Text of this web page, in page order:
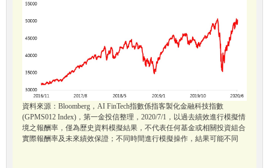
資料來源：Bloomberg，AI FinTech指數係指客製化金融科技指數
(GPMS012 Index)，第一金投信整理，2020/7/1，以過去績效進行模擬情
境之報酬率，僅為歷史資料模擬結果，不代表任何基金或相關投資組合
實際報酬率及未來績效保證；不同時間進行模擬操作，結果可能不同